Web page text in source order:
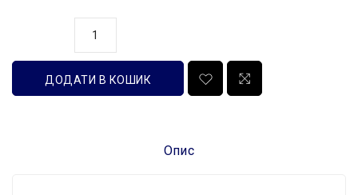
ДОДАТИ В КОШИК
Опис